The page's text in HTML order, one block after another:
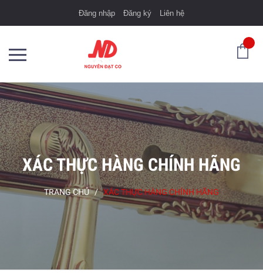
Đăng nhập Đăng ký Liên hệ
XÁC THỰC HÀNG CHÍNH HÃNG
TRANG CHỦ / XÁC THỰC HÀNG CHÍNH HÃNG